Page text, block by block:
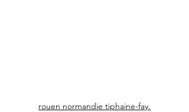
rouen normandie tiphaine-fay.